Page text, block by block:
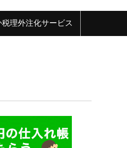
理外注化サービス